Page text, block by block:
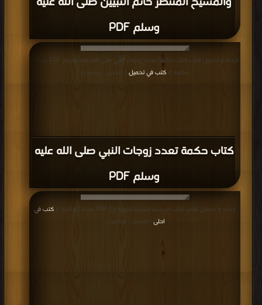
وسلم PDF
كتاب حكمة تعدد زوجات النبي صلى الله عليه
وسلم PDF
قراءة و تحميل كتاب كتاب حكمة تعدد زوجات النبي صلى الله عليه وسلم PDF مجانا |
مكتبة > كتب في تحميل | التحميل : مرة/مرات
قراءة و تحميل كتاب كتاب مدرسة السيرة النبوية ج1 PDF مجانا | مكتبة >
كتب في
احلى
| التحميل : مرة/مرات